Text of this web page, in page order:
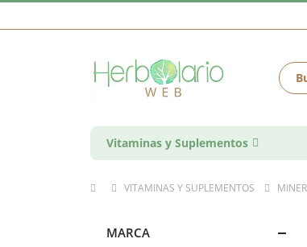
Vitaminas y Suplementos
VITAMINAS Y SUPLEMENTOS
MARCA